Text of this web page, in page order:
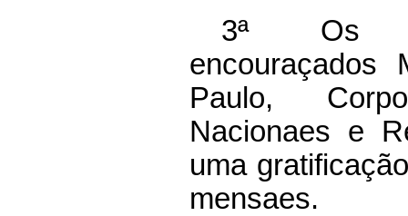
3ª Os
encouraçados
Paulo,
Nacionaes e
uma
mensaes.